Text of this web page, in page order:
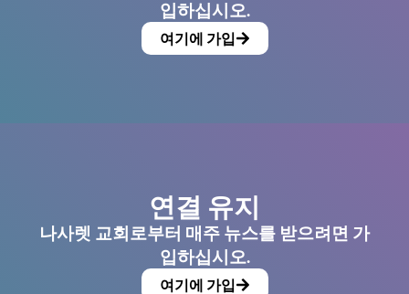
입하십시오.
여기에 가입
연결 유지
나사렛 교회로부터 매주 뉴스를 받으려면 가
입하십시오.
여기에 가입